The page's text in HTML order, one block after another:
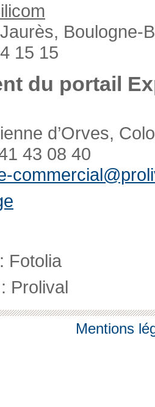
Boulogne-
15 15
du portail
d’Orves,
43 08 40
Fotolia
Prolival
Mentions